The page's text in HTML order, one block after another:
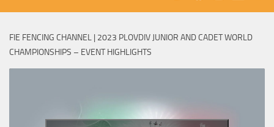
FIE FENCING CHANNEL | 2023 PLOVDIV JUNIOR AND CADET WORLD
CHAMPIONSHIPS – EVENT HIGHLIGHTS